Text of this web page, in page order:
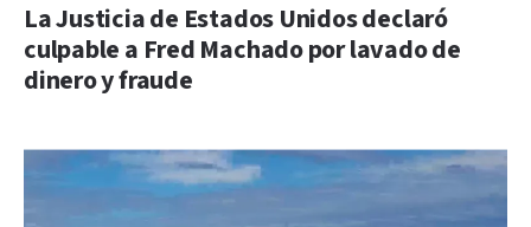
La Justicia de Estados Unidos declaró
culpable a Fred Machado por lavado de
dinero y fraude